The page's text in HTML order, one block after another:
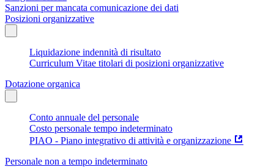
Sanzioni per mancata comunicazione dei dati
Posizioni organizzative
Liquidazione indennità di risultato
Curriculum Vitae titolari di posizioni organizzative
Dotazione organica
Conto annuale del personale
Costo personale tempo indeterminato
PIAO - Piano integrativo di attività e organizzazione
Personale non a tempo indeterminato